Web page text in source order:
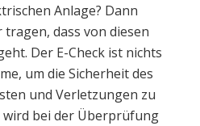
Anlage? Dann
dass von diesen
Der E-Check ist nichts
um die Sicherheit des
und Verletzungen zu
wird bei der Überprüfung